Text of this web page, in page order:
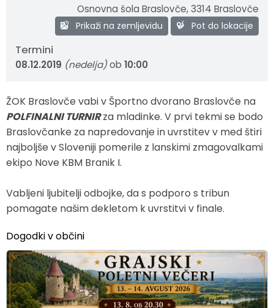
Osnovna šola Braslovče,3314 Braslovče
Prikaži na zemljevidu Pot do lokacije
Termini
08.12.2019 (nedelja)ob 10:00
ŽOK Braslovče vabi v Športno dvorano Braslovče na
POLFINALNI TURNIRza mladinke. V prvi tekmi se bodo
Braslovčanke za napredovanje in uvrstitev v med štiri
najboljše v Sloveniji pomerile z lanskimi zmagovalkami
ekipo Nove KBM Branik I.
Vabljeni ljubitelji odbojke, da s podporo s tribun
pomagate našim dekletom k uvrstitvi v finale.
Dogodki v občini
Varuhov kotiček